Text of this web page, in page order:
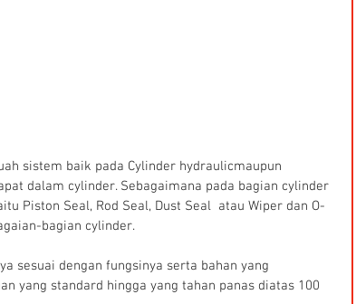
sistem baik pada Cylinder hydraulicmaupun
dalam cylinder. Sebagaimana pada bagian cylinder
Piston Seal, Rod Seal, Dust Seal  atau Wiper dan O-
bagian cylinder.
sesuai dengan fungsinya serta bahan yang
yang standard hingga yang tahan panas diatas 100